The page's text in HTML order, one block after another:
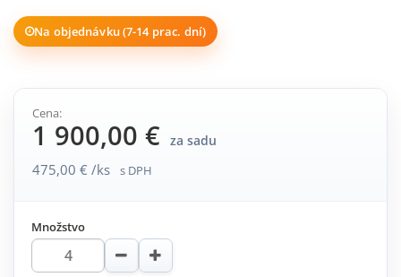
Na objednávku (7-14 prac. dní)
Cena:
1 900,00 € za sadu
475,00 € /ks s DPH
Množstvo